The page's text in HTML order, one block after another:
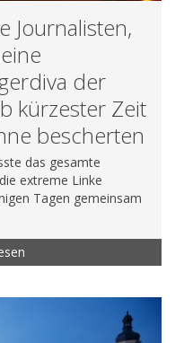
Journalisten,
der
kürzester Zeit
bescherten
das gesamte
extreme Linke
Tagen gemeinsam